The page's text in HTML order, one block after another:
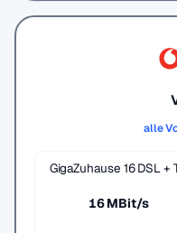
alle
GigaZuhause 16 DSL +
16 MBit/s